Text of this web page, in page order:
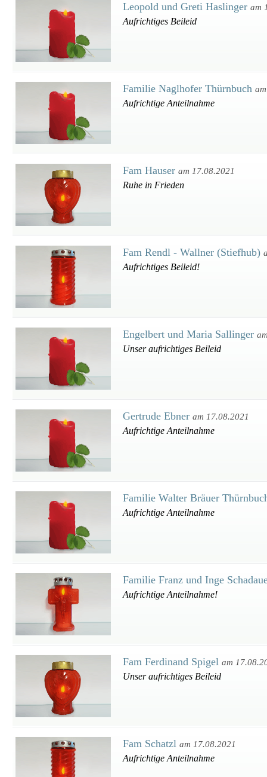
Leopold und Greti Haslinger am
Aufrichtiges Beileid
Familie Naglhofer Thürnbuch
Aufrichtige Anteilnahme
Fam Hauser am 17.08.2021
Ruhe in Frieden
Fam Rendl - Wallner (Stiefhub)
Aufrichtiges Beileid!
Engelbert und Maria Sallinger
Unser aufrichtiges Beileid
Gertrude Ebner am 17.08.2021
Aufrichtige Anteilnahme
Familie Walter Bräuer
Aufrichtige Anteilnahme
Familie Franz und Inge
Aufrichtige Anteilnahme!
Fam Ferdinand Spigel am
Unser aufrichtiges Beileid
Fam Schatzl am 17.08.2021
Aufrichtige Anteilnahme